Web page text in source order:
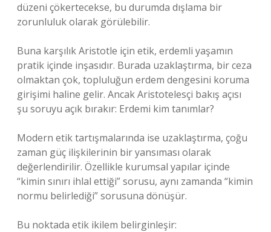
düzeni çökertecekse, bu durumda dışlama bir
zorunluluk olarak görülebilir.
Buna karşılık Aristotle için etik, erdemli yaşamın
pratik içinde inşasıdır. Burada uzaklaştırma, bir ceza
olmaktan çok, topluluğun erdem dengesini koruma
girişimi haline gelir. Ancak Aristotelesçi bakış açısı
şu soruyu açık bırakır: Erdemi kim tanımlar?
Modern etik tartışmalarında ise uzaklaştırma, çoğu
zaman güç ilişkilerinin bir yansıması olarak
değerlendirilir. Özellikle kurumsal yapılar içinde
“kimin sınırı ihlal ettiği” sorusu, aynı zamanda “kimin
normu belirlediği” sorusuna dönüşür.
Bu noktada etik ikilem belirginleşir: